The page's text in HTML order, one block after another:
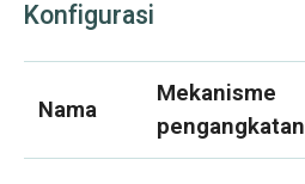
Konfigurasi
Nama
Mekanisme
pengangkatan